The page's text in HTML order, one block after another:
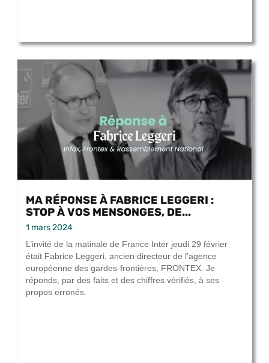
MA RÉPONSE À FABRICE LEGGERI :
STOP À VOS MENSONGES, DE...
1 mars 2024
L’invité de la matinale de France Inter jeudi 29 février
était Fabrice Leggeri, ancien directeur de l’agence
européenne des gardes-frontières, FRONTEX. Je
réponds, par des faits et des chiffres vérifiés, à ses
propos erronés.